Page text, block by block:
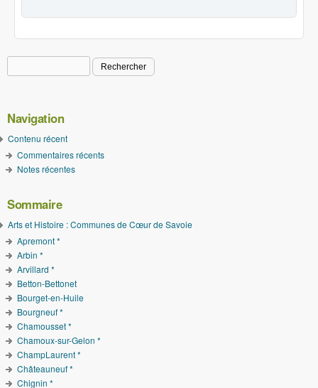
Formulaire de recherche
Navigation
Contenu récent
Commentaires récents
Notes récentes
Sommaire
Arts et Histoire : Communes de Cœur de Savoie
Apremont *
Arbin *
Arvillard *
Betton-Bettonet
Bourget-en-Huile
Bourgneuf *
Chamousset *
Chamoux-sur-Gelon *
ChampLaurent *
Châteauneuf *
Chignin *